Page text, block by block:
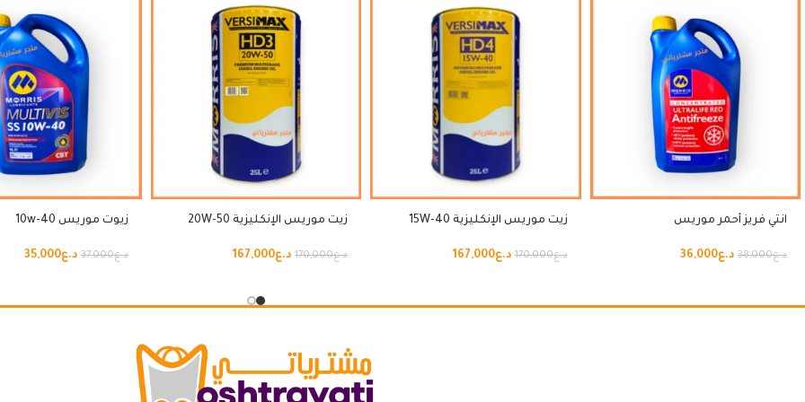
انتي فريز أحمر موريس
د.ع38,000 د.ع36,000
زيت موريس الإنكليزية 15W-40
د.ع170,000 د.ع167,000
زيت موريس الإنكليزية 20W-50
د.ع170,000 د.ع167,000
زيوت موريس 10w-40
د.ع37,000 د.ع35,000